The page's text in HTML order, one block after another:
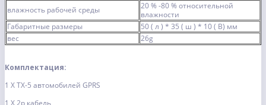
влажность рабочей среды
20 % -80 % относительной
влажности
Габаритные размеры
50 ( л ) * 35 ( ш ) * 10 ( В) мм
вес
26g
Комплектация:
1 X TX-5 автомобилей GPRS